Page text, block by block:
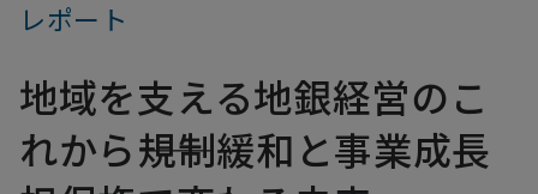
FAMとは
FA Portal
レポート
地域を支える地銀経営のこ
れから――規制緩和と事業成長